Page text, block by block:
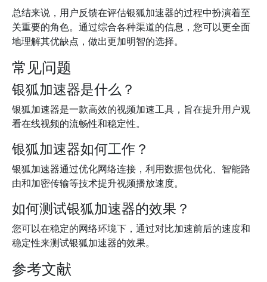
总结来说，用户反馈在评估银狐加速器的过程中扮演着至
关重要的角色。通过综合各种渠道的信息，您可以更全面
地理解其优缺点，做出更加明智的选择。
常见问题
银狐加速器是什么？
银狐加速器是一款高效的视频加速工具，旨在提升用户观
看在线视频的流畅性和稳定性。
银狐加速器如何工作？
银狐加速器通过优化网络连接，利用数据包优化、智能路
由和加密传输等技术提升视频播放速度。
如何测试银狐加速器的效果？
您可以在稳定的网络环境下，通过对比加速前后的速度和
稳定性来测试银狐加速器的效果。
参考文献